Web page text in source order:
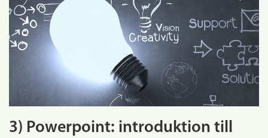
3) Powerpoint: introduktion till